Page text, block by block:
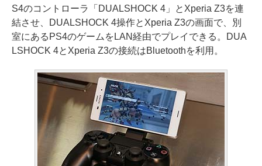
S4のコントローラ「DUALSHOCK 4」とXperia Z3を連
結させ、DUALSHOCK 4操作とXperia Z3の画面で、別
室にあるPS4のゲームをLAN経由でプレイできる。DUA
LSHOCK 4とXperia Z3の接続はBluetoothを利用。